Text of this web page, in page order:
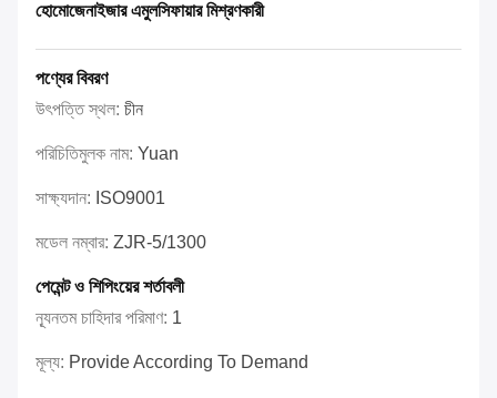
হোমোজেনাইজার এমুলসিফায়ার মিশ্রণকারী
পণ্যের বিবরণ
উৎপত্তি স্থল: চীন
পরিচিতিমুলক নাম: Yuan
সাক্ষ্যদান: ISO9001
মডেল নম্বার: ZJR-5/1300
পেমেন্ট ও শিপিংয়ের শর্তাবলী
ন্যূনতম চাহিদার পরিমাণ: 1
মূল্য: Provide According To Demand